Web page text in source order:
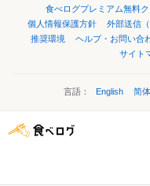
食べログプレミアム無料
個人情報保護方針
外部送信
推奨環境
ヘルプ・お問い合
サイト
言語： English 简